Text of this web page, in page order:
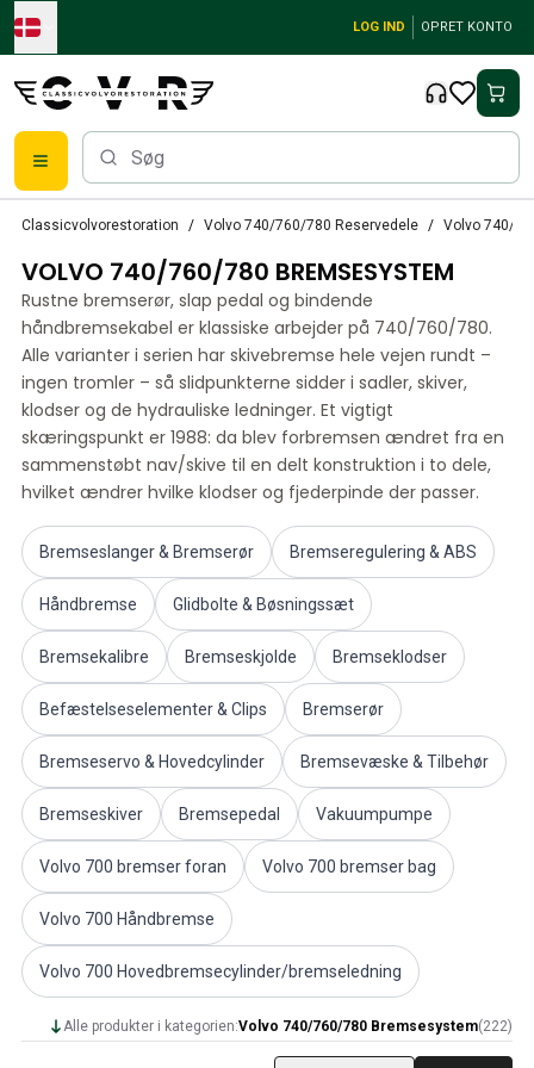
Skip to main content
LOG IND OPRET KONTO
Volvo PV/Duett Reservedele
Volvo PV/Duett bremsesystem
Volvo PV/Duett Brændstof/udstødningssystem
Volvo PV/Duett Elektrisk udstyr
Volvo PV/Duett Forhjulsaffjedring
Volvo PV/Duett Interiørdele
Volvo PV/Duett Karrosseridele
Volvo PV/Duett Gearkasse/baghjulsaffjedring
Volvo PV/Duett Kølesystem
Volvo PV/Duett motordele
Volvo PV/Duett Diverse
Volvo PV/Duett motor gashåndtag
Volvo PV/Duett Varme/friskluft
Volvo PV/Duett fælge/navkapsler
Volvo Amazon reservedele
Volvo Amazon Karrosseridele
Volvo Amazon Bremsesystem
Volvo Amazon Kølesystem
Volvo Amazon Elektrisk udstyr
Volvo Amazon Motordele
Volvo Amazon Motor gashåndtag
Volvo Amazon Brændstof/udstødningssystem
Volvo Amazon Forhjulsaffjedring
Volvo Amazon Interiørdele
Volvo Amazon Varme/friskluft
Volvo Amazon Transmission/baghjulsaffjedring
Volvo Amazon fælge/navkapsler
Classicvolvorestoration Volvo 740/760/780 Reservedele Volvo 740/
VOLVO 740/760/780 BREMSESYSTEM
Rustne bremserør, slap pedal og bindende
håndbremsekabel er klassiske arbejder på 740/760/780.
Alle varianter i serien har skivebremse hele vejen rundt –
ingen tromler – så slidpunkterne sidder i sadler, skiver,
klodser og de hydrauliske ledninger. Et vigtigt
skæringspunkt er 1988: da blev forbremsen ændret fra en
sammenstøbt nav/skive til en delt konstruktion i to dele,
hvilket ændrer hvilke klodser og fjederpinde der passer.
Bremseslanger & Bremserør Bremseregulering & ABS
Håndbremse Glidbolte & Bøsningssæt
Bremsekalibre Bremseskjolde Bremseklodser
Befæstelseselementer & Clips Bremserør
Bremseservo & Hovedcylinder Bremsevæske & Tilbehør
Bremseskiver Bremsepedal Vakuumpumpe
Volvo 700 bremser foran Volvo 700 bremser bag
Volvo 700 Håndbremse
Volvo 700 Hovedbremsecylinder/bremseledning
Alle produkter i kategorien:Volvo 740/760/780 Bremsesystem(222)